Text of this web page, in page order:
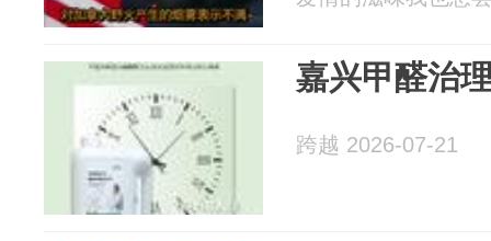
嘉兴甲醛治
跨越 2026-07-21